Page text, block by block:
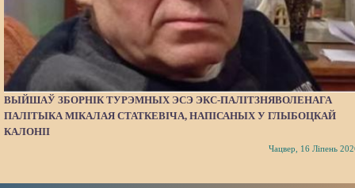
ВЫЙШАЎ ЗБОРНІК ТУРЭМНЫХ ЭСЭ ЭКС-ПАЛІТЗНЯВОЛЕНАГА
ПАЛІТЫКА МІКАЛАЯ СТАТКЕВІЧА, НАПІСАНЫХ У ГЛЫБОЦКАЙ
КАЛОНІІ
Чацвер, 16 Ліпень